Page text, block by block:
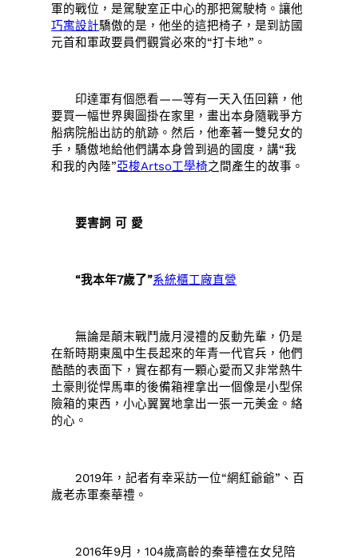
軍的戰位，是駕駛室正中心的那把駕駛椅。讓他
巧寓設計驕傲的是，他坐的這把椅子，是到訪國
元首和軍政要員們觀賞必來的“打卡地”。
印達軍有個愿看——等有一天入伍回籍，他
要買一幅世界輿圖掛在家里，畫出本身隨戰爭方
船病院船出訪的航跡。然后，他牽著一雙兒女的
手，驕傲地給他們講本身曾到過的國度，講“我
和我的內陸”亞梭Artso工學椅之間產生的故事。
要害詞 可 愛
“我本年7歲了”系統櫃工廠直營
無論是顛末戰鬥歲月浸禮的反動先輩，仍是
在新時期東風中生長起來的年青一代官兵，他們
酷酷的表面下，實在都有一顆心愛而又非常熱牛
土豪則從悍馬車的後備箱裡拿出一個像是小型保
險箱的東西，小心翼翼地拿出一張一元美金。絡
的心。
2019年，記者有幸采訪一位“網紅爺爺”、百
歲老赤軍秦華禮。
2016年9月，104歲高齡的秦華禮在女兒陪